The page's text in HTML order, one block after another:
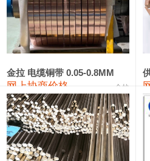
无氧铜丝(硬) 109,710—110,010
R410A专用紫铜管 113,700—113,700
铸造铝合金锭(A380）
铝合金ADC12 24,200—24,400
铸造铝合金锭(ZL102) 24,300—24,500
金拉 电缆铜带 0.05-0.8MM
网上协商价格 金拉